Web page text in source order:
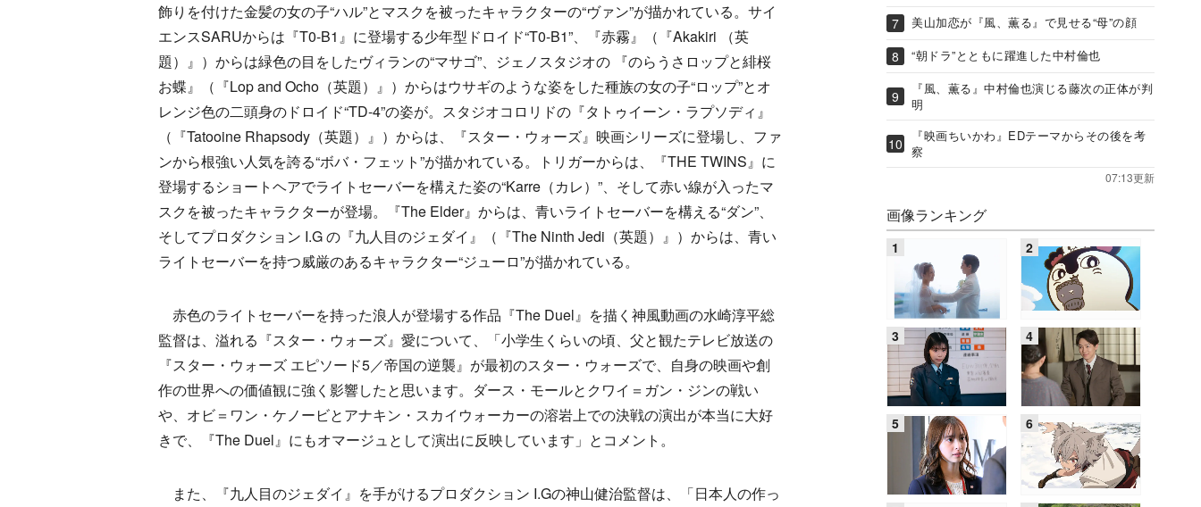
飾りを付けた金髪の女の子“ハル”とマスクを被ったキャラクターの“ヴァン”が描かれている。サイ
エンスSARUからは『T0-B1』に登場する少年型ドロイド“T0-B1”、『赤霧』（『Akakiri （英
題）』）からは緑色の目をしたヴィランの“マサゴ”、ジェノスタジオの 『のらうさロップと緋桜
お蝶』（『Lop and Ocho（英題）』）からはウサギのような姿をした種族の女の子“ロップ”とオ
レンジ色の二頭身のドロイド“TD-4”の姿が。スタジオコロリドの『タトゥイーン・ラプソディ』
（『Tatooine Rhapsody（英題）』）からは、『スター・ウォーズ』映画シリーズに登場し、ファ
ンから根強い人気を誇る“ボバ・フェット”が描かれている。トリガーからは、『THE TWINS』に
登場するショートヘアでライトセーバーを構えた姿の“Karre（カレ）”、そして赤い線が入ったマ
スクを被ったキャラクターが登場。『The Elder』からは、青いライトセーバーを構える“ダン”、
そしてプロダクション I.G の『九人目のジェダイ』（『The Ninth Jedi（英題）』）からは、青い
ライトセーバーを持つ威厳のあるキャラクター“ジューロ”が描かれている。
赤色のライトセーバーを持った浪人が登場する作品『The Duel』を描く神風動画の水崎淳平総
監督は、溢れる『スター・ウォーズ』愛について、「小学生くらいの頃、父と観たテレビ放送の
『スター・ウォーズ エピソード5／帝国の逆襲』が最初のスター・ウォーズで、自身の映画や創
作の世界への価値観に強く影響したと思います。ダース・モールとクワイ＝ガン・ジンの戦い
や、オビ＝ワン・ケノービとアナキン・スカイウォーカーの溶岩上での決戦の演出が本当に大好
きで、『The Duel』にもオマージュとして演出に反映しています」とコメント。
また、『九人目のジェダイ』を手がけるプロダクション I.Gの神山健治監督は、「日本人の作っ
美山加恋が『風、薫る』で見せる“母”の顔
“朝ドラ”とともに躍進した中村倫也
『風、薫る』中村倫也演じる藤次の正体が判
明
『映画ちいかわ』EDテーマからその後を考
察
07:13更新
画像ランキング